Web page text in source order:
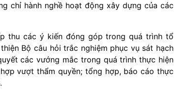
chỉ hành nghề hoạt động xây dựng của các
thu các ý kiến đóng góp trong quá trình tổ
Bộ câu hỏi trắc nghiệm phục vụ sát hạch
các vướng mắc trong quá trình thực hiện
vượt thẩm quyền; tổng hợp, báo cáo thực